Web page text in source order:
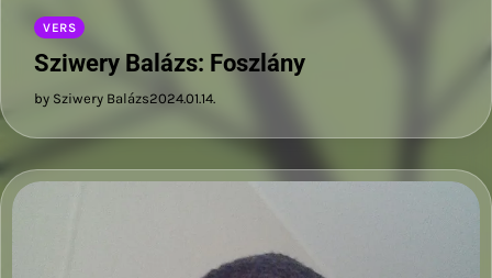
VERS
Sziwery Balázs: Foszlány
by Sziwery Balázs2024.01.14.